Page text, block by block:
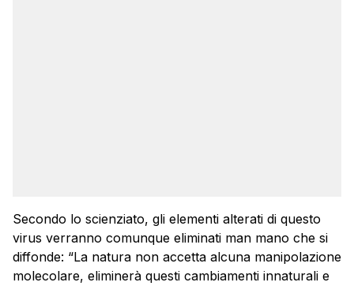
Secondo lo scienziato, gli elementi alterati di questo
virus verranno comunque eliminati man mano che si
diffonde: “La natura non accetta alcuna manipolazione
molecolare, eliminerà questi cambiamenti innaturali e